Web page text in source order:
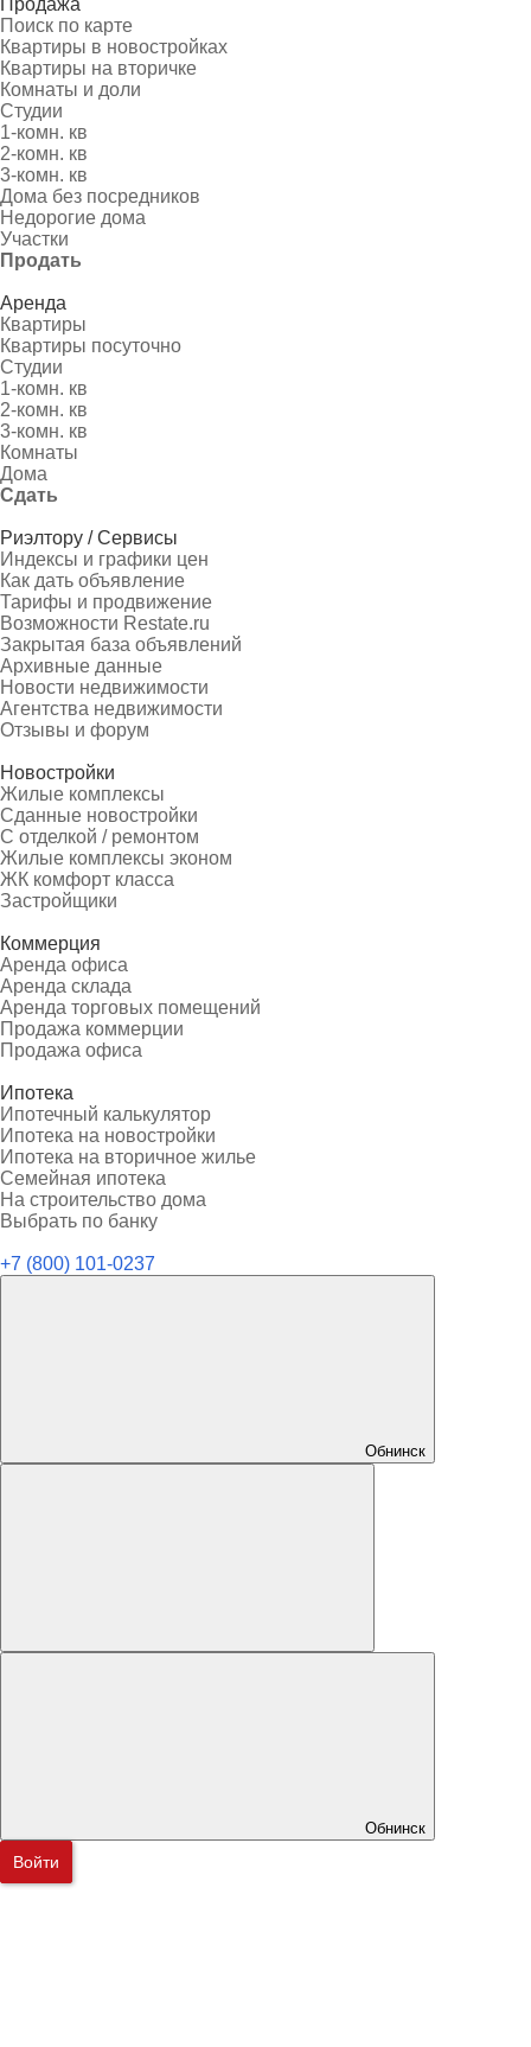
Продажа
Поиск по карте
Квартиры в новостройках
Квартиры на вторичке
Комнаты и доли
Студии
1-комн. кв
2-комн. кв
3-комн. кв
Дома без посредников
Недорогие дома
Участки
Продать
Аренда
Квартиры
Квартиры посуточно
Студии
1-комн. кв
2-комн. кв
3-комн. кв
Комнаты
Дома
Сдать
Риэлтору / Сервисы
Индексы и графики цен
Как дать объявление
Тарифы и продвижение
Возможности Restate.ru
Закрытая база объявлений
Архивные данные
Новости недвижимости
Агентства недвижимости
Отзывы и форум
Новостройки
Жилые комплексы
Сданные новостройки
С отделкой / ремонтом
Жилые комплексы эконом
ЖК комфорт класса
Застройщики
Коммерция
Аренда офиса
Аренда склада
Аренда торговых помещений
Продажа коммерции
Продажа офиса
Ипотека
Ипотечный калькулятор
Ипотека на новостройки
Ипотека на вторичное жилье
Семейная ипотека
На строительство дома
Выбрать по банку
+7 (800) 101-0237
Обнинск
Обнинск
Войти